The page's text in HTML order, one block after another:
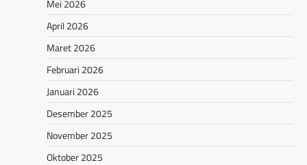
Mei 2026
April 2026
Maret 2026
Februari 2026
Januari 2026
Desember 2025
November 2025
Oktober 2025